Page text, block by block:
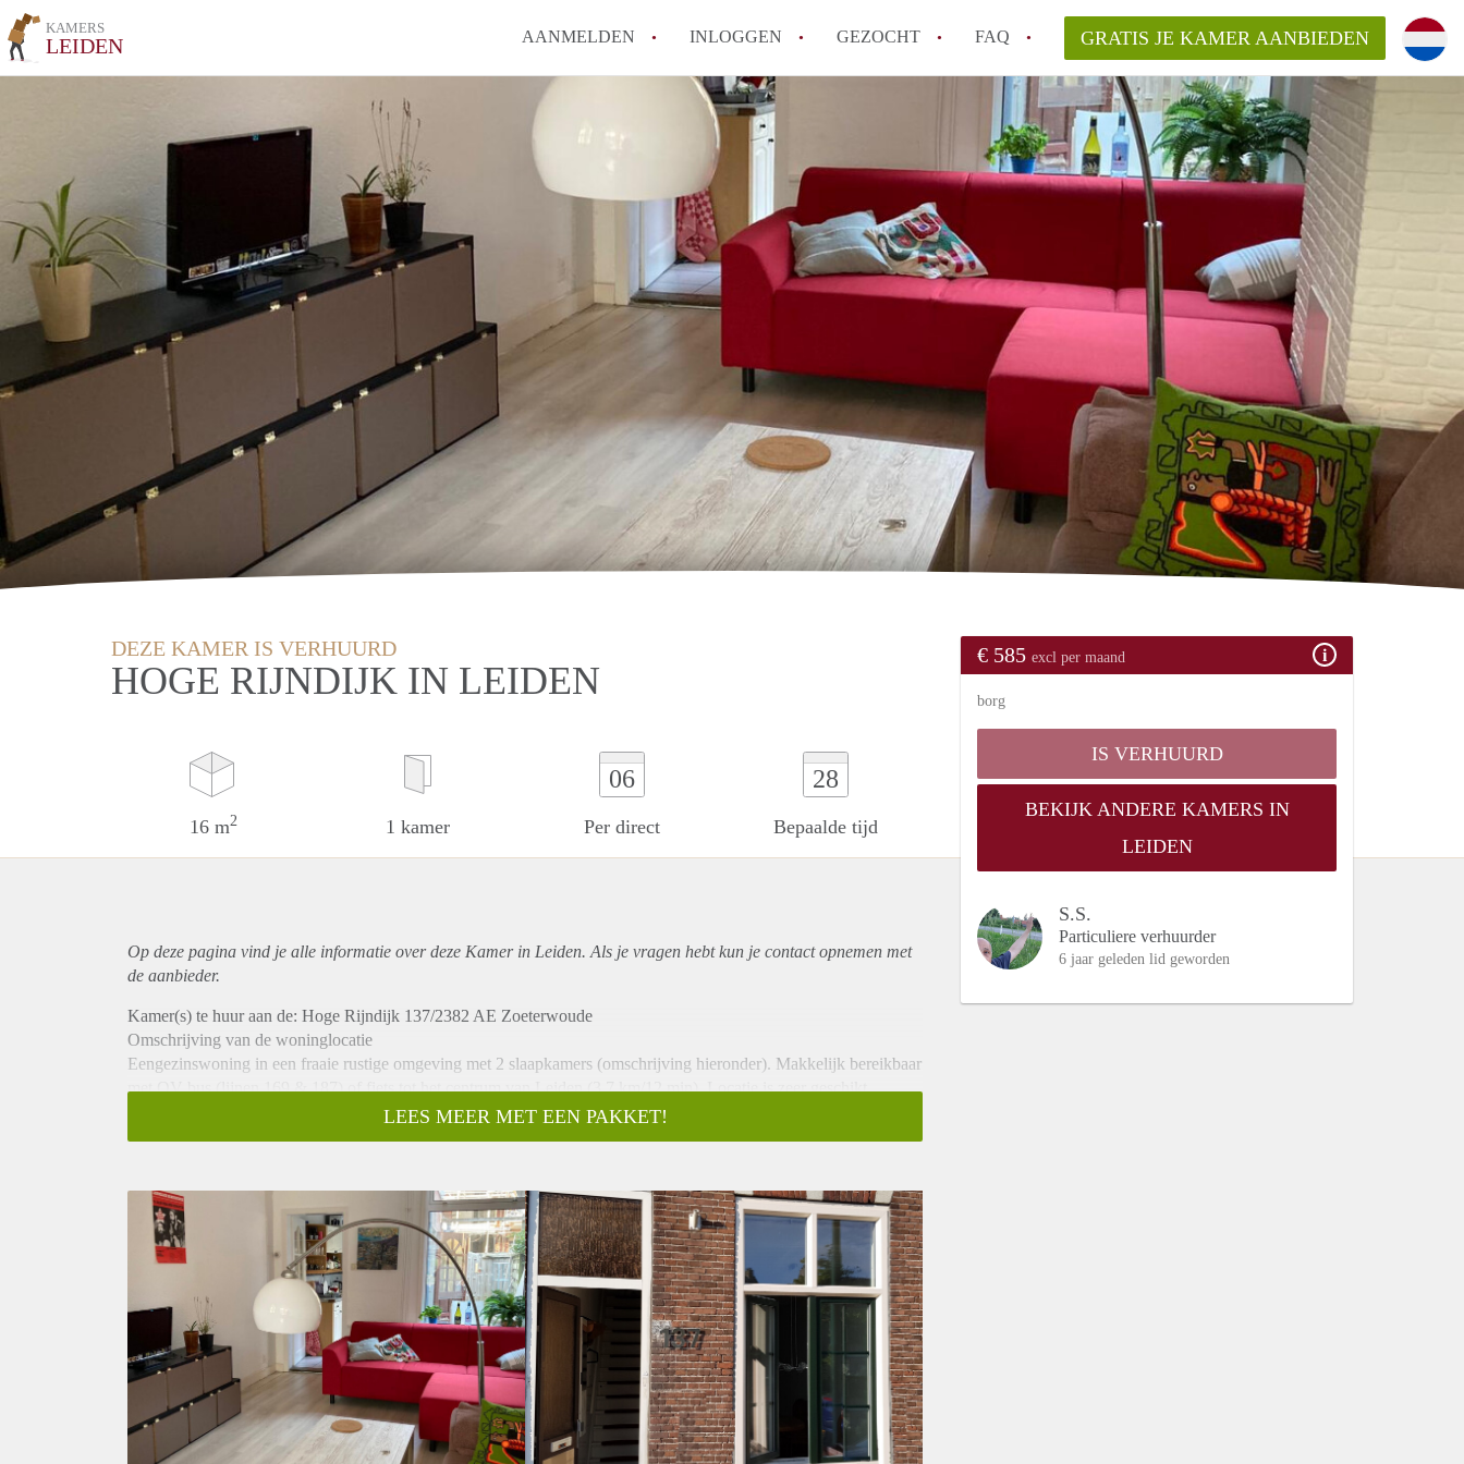
KAMERS
LEIDEN AANMELDEN INLOGGEN GEZOCHT FAQ
Tips: om in Leiden een kamer te vinden!
Wat is KamersLeiden?
Wat is de privacyverklaring van KamersLeiden?
Berekent KamersLeiden makelaarsvergoeding/bemiddelingsvergoeding?
Alle veelgestelde vragen
GRATIS JE KAMER AANBIEDEN
DEZE KAMER IS VERHUURD
HOGE RIJNDIJK IN LEIDEN
16 m2 1 kamer
06
Per direct
28
Bepaalde tijd
€ 585 excl per maand
borg
IS VERHUURD
BEKIJK ANDERE KAMERS IN
LEIDEN
S.S.
Particuliere verhuurder
6 jaar geleden lid geworden
Op deze pagina vind je alle informatie over deze Kamer in Leiden. Als je vragen hebt kun je contact opnemen met
de aanbieder.
Kamer(s) te huur aan de: Hoge Rijndijk 137/2382 AE Zoeterwoude
Omschrijving van de woninglocatie
Eengezinswoning in een fraaie rustige omgeving met 2 slaapkamers (omschrijving hieronder). Makkelijk bereikbaar
met OV bus (lijnen 169 & 187) of fiets tot het centrum van Leiden (3,7 km/12 min). Locatie is zeer geschikt,
praktisch voor studenten /studieconcentratie.
Omschrijving c.q. indeling van de woning
Begane grond
Entree, hal met elektriciteit meterkast, water- & gasmeters;
Trappenhuis verdieping naar 2 slaap/studie kamers;
Ruime gezamenlijke woonkamer (± 40 m2);
De keuken voorziening (zie hieronder).
Achtertuin/Achterom (achterzijde)
Via de keuken is de -besloten- achtertuin met voldoende privacy & berging (schuur). Via de achterom kunnen de
vuilniscontainers op straat gezet worden.
Boven verdieping: 2 slaap/studie kamers, inloopdouche met hygiënisch toilet & dakterras1.
Kamer 1: ± 16 m2, gelegen aan de achterzijde (ten noorden) met 4 inbouwkasten van de woning voorzien van
tweepersoonsbed. Gebruiker hoeft alleen eigen beddengoed mee te nemen. Huurprijs: (€ 650/maand) kaal;
LEES MEER MET EEN PAKKET!